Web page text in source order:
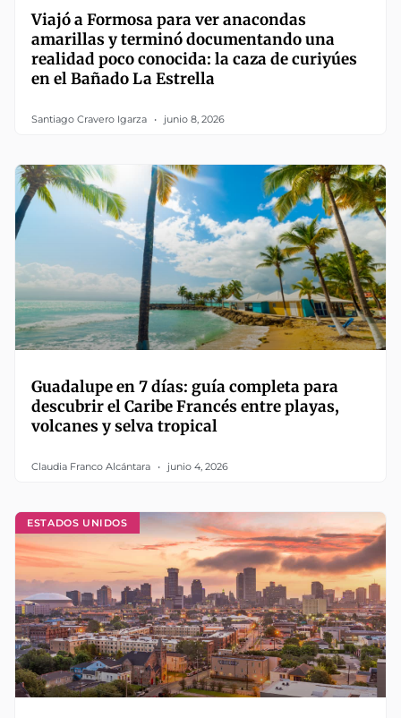
Viajó a Formosa para ver anacondas
amarillas y terminó documentando una
realidad poco conocida: la caza de curiyúes
en el Bañado La Estrella
Santiago Cravero Igarza junio 8, 2026
Guadalupe en 7 días: guía completa para
descubrir el Caribe Francés entre playas,
volcanes y selva tropical
Claudia Franco Alcántara junio 4, 2026
ESTADOS UNIDOS